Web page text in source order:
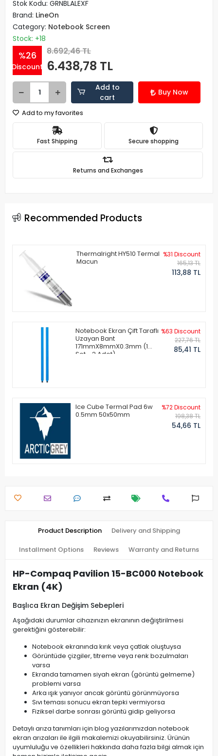
Stok Kodu: GRNBLALEXF
Brand: LineOn
Category: Notebook Screen
Stock: +18
%26
Discount
8.692,46 TL
6.438,78 TL
Add to
cart
Buy Now
Add to my favorites
Fast Shipping Secure shopping
Returns and Exchanges
Recommended Products
Thermalright HY510 Termal
Macun
%31 Discount
165,13 TL
113,88 TL
Notebook Ekran Çift Taraflı
Uzayan Bant
171mmX8mmX0.3mm (1
Set - 2 Adet)
%63 Discount
227,76 TL
85,41 TL
Ice Cube Termal Pad 6w
0.5mm 50x50mm
%72 Discount
198,38 TL
54,66 TL
Product Description Delivery and Shipping
Installment Options Reviews Warranty and Returns
HP-Compaq Pavilion 15-BC000 Notebook
Ekran (4K)
Başlıca Ekran Değişim Sebepleri
Aşağıdaki durumlar cihazınızın ekranının değiştirilmesi
gerektiğini gösterebilir:
Notebook ekranında kırık veya çatlak oluştuysa
Görüntüde çizgiler, titreme veya renk bozulmaları
varsa
Ekranda tamamen siyah ekran (görüntü gelmeme)
problemi varsa
Arka ışık yanıyor ancak görüntü görünmüyorsa
Sıvı teması sonucu ekran tepki vermiyorsa
Fiziksel darbe sonrası görüntü gidip geliyorsa
Detaylı arıza tanımları için blog yazılarımızdan notebook
ekran arızaları ile ilgili makalemizi okuyabilirsiniz. Ürünün
uyumluluğu ve özellikleri hakkında daha fazla bilgi almak için